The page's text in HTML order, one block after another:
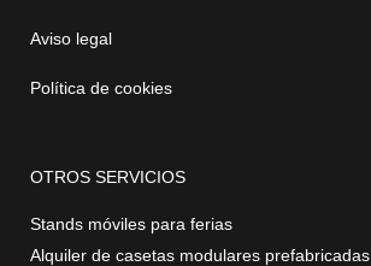
Aviso legal
Política de cookies
OTROS SERVICIOS
Stands móviles para ferias
Alquiler de casetas modulares prefabricadas